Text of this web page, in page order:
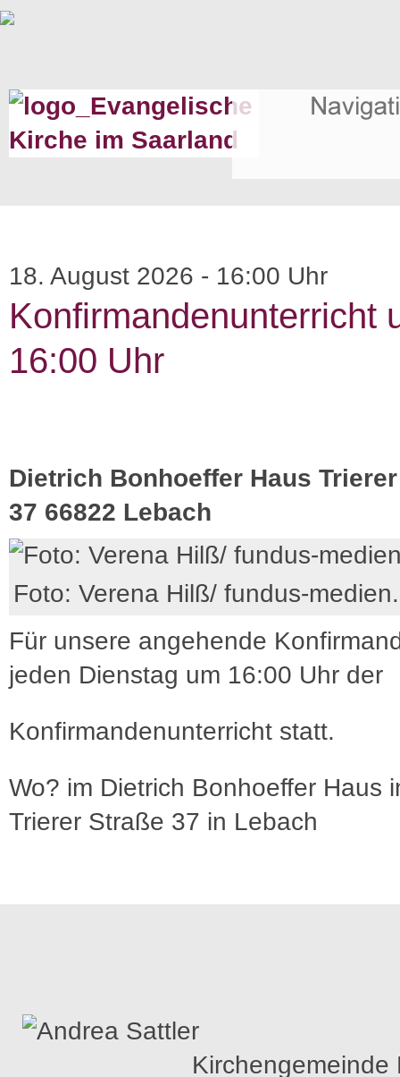
18. August 2026 - 16:00 Uhr
Konfirmandenunterricht
16:00 Uhr
Dietrich Bonhoeffer Haus
37 66822 Lebach
Foto: Verena Hilß/ fundus-
Für unsere angehende
jeden Dienstag um 16:00 Uhr der
Konfirmandenunterricht statt.
Wo? im Dietrich Bonhoeffer Haus
Trierer Straße 37 in Lebach
Kirchengemeinde